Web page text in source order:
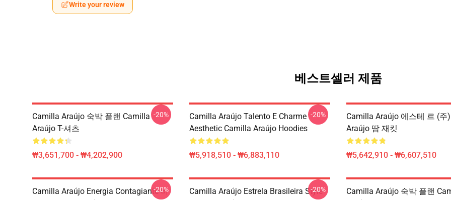
Write your review
베스트셀러 제품
Camilla Araújo 숙박 플랜 Camilla
Araújo T-셔츠
₩3,651,700 - ₩4,202,900
-20%
Camilla Araújo Talento E Charme
Aesthetic Camilla Araújo Hoodies
₩5,918,510 - ₩6,883,110
-20%
Camilla Araújo 에스테 르 (주
Araújo 땀 재킷
₩5,642,910 - ₩6,607,510
Camilla Araújo Energia Contagiante 바
-20%
Camilla Araújo Estrela Brasileira Style
-20%
Camilla Araújo 숙박 플랜